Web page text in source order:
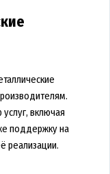
включая
поддержку на
реализации.